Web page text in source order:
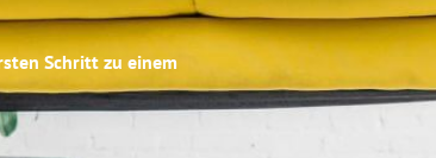
Schritt zu einem